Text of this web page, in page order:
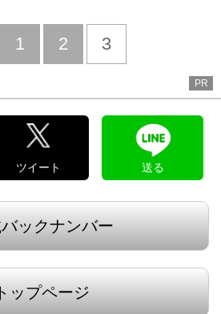
前
1 2 3
PR
ツイート 送る
ックナンバー
トップページ